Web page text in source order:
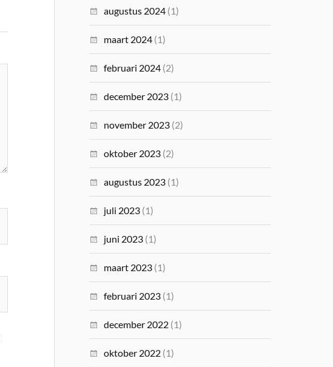
augustus 2024 (1)
maart 2024 (1)
februari 2024 (2)
december 2023 (1)
november 2023 (2)
oktober 2023 (2)
augustus 2023 (1)
juli 2023 (1)
juni 2023 (1)
maart 2023 (1)
februari 2023 (1)
december 2022 (1)
oktober 2022 (1)